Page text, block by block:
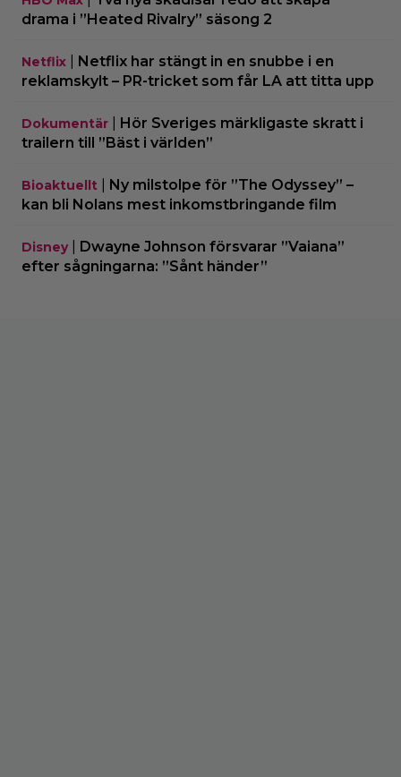
drama i ”Heated Rivalry” säsong 2
Netflix
Netflix har stängt in en snubbe i en
reklamskylt – PR-tricket som får LA att titta upp
Dokumentär
Hör Sveriges märkligaste skratt i
trailern till ”Bäst i världen”
Bioaktuellt
Ny milstolpe för ”The Odyssey” –
kan bli Nolans mest inkomstbringande film
Disney| Dwayne Johnson försvarar ”Vaiana”
efter sågningarna: ”Sånt händer”